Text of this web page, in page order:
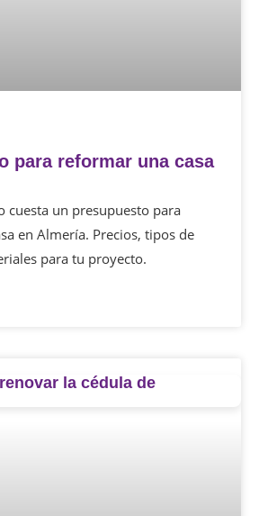
para reformar una casa
cuesta un presupuesto para
en Almería. Precios, tipos de
para tu proyecto.